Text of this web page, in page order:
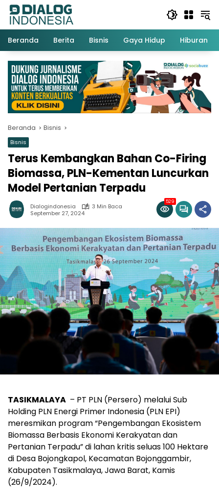
Langsung
konten
Beranda
Berita Bisnis Gaya Hidup Hiburan
Beranda Bisnis
Bisnis
Terus Kembangkan Bahan Co-Firing
Biomassa, PLN-Kementan Luncurkan
Model Pertanian Terpadu
Dialogindonesia
3 Min Baca
September 27, 2024
529
TASIKMALAYA – PT PLN (Persero) melalui Sub
Holding PLN Energi Primer Indonesia (PLN EPI)
meresmikan program “Pengembangan Ekosistem
Biomassa Berbasis Ekonomi Kerakyatan dan
Pertanian Terpadu” di lahan kritis seluas 100 Hektare
di Desa Bojongkapol, Kecamatan Bojonggambir,
Kabupaten Tasikmalaya, Jawa Barat, Kamis
(26/9/2024).